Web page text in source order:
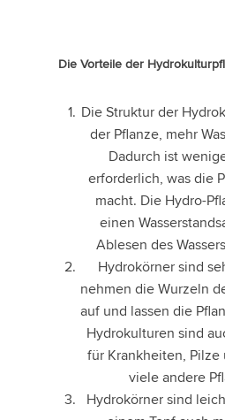
Die Vorteile der
Die Struktur der
der Pflanze, mehr
Dadurch ist
erforderlich, was die
macht. Die Hydro-
einen
Ablesen des
Hydrokörner sind
nehmen die Wurzeln
auf und lassen die
Hydrokulturen sind
für Krankheiten, Pilze
viele andere
Hydrokörner sind